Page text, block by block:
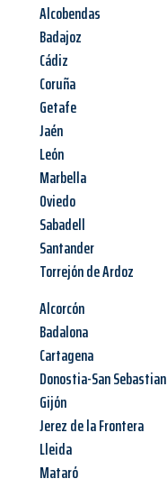
Alcobendas
Badajoz
Cádiz
Coruña
Getafe
Jaén
León
Marbella
Oviedo
Sabadell
Santander
Torrejón de Ardoz
Alcorcón
Badalona
Cartagena
Donostia-San Sebastian
Gijón
Jerez de la Frontera
Lleida
Mataró